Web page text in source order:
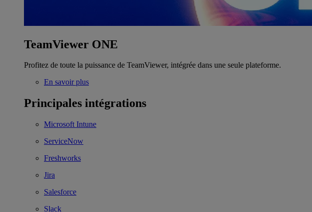
TeamViewer ONE
Profitez de toute la puissance de TeamViewer, intégrée dans une seule plateforme.
En savoir plus
Principales intégrations
Microsoft Intune
ServiceNow
Freshworks
Jira
Salesforce
Slack